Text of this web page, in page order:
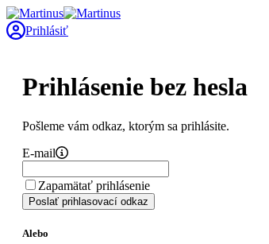
Prihlásiť
Prihlásenie bez hesla
Pošleme vám odkaz, ktorým sa prihlásite.
E-mail
Zapamätať prihlásenie
Poslať prihlasovací odkaz
Alebo